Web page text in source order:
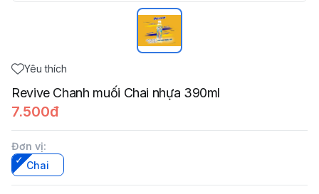
Yêu thích
Revive Chanh muối Chai nhựa 390ml
7.500đ
Đơn vị:
Chai